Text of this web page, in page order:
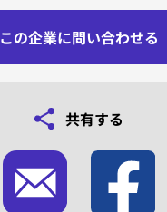
この企業に問い合わせる
共有する